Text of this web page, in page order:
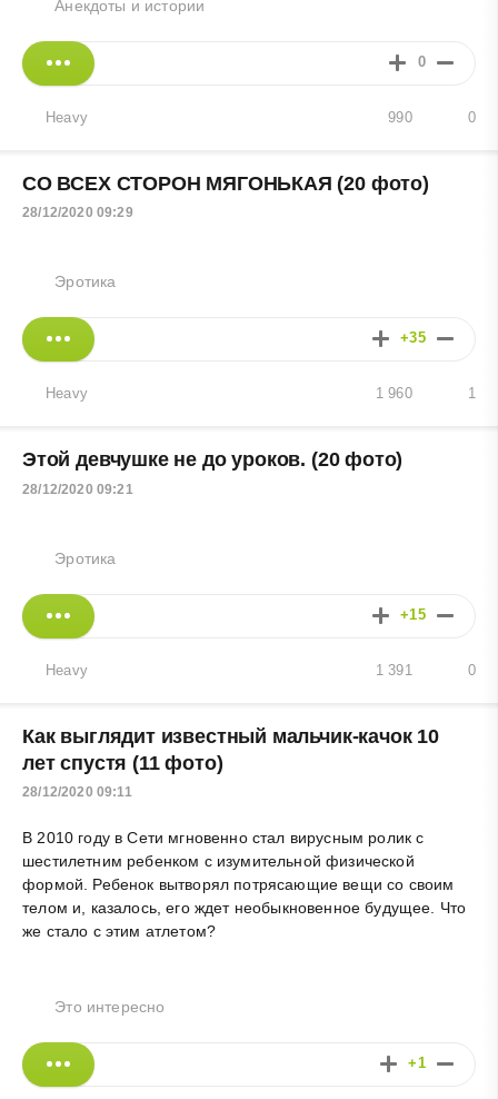
Анекдоты и истории
0
Heavy 0
990
СО ВСЕХ СТОРОН МЯГОНЬКАЯ (20 фото)
28/12/2020 09:29
Эротика
+35
Heavy 1
1 960
Этой девчушке не до уроков. (20 фото)
28/12/2020 09:21
Эротика
+15
Heavy 0
1 391
Как выглядит известный мальчик-качок 10
лет спустя (11 фото)
28/12/2020 09:11
В 2010 году в Сети мгновенно стал вирусным ролик с
шестилетним ребенком с изумительной физической
формой. Ребенок вытворял потрясающие вещи со своим
телом и, казалось, его ждет необыкновенное будущее. Что
же стало с этим атлетом?
Это интересно
+1